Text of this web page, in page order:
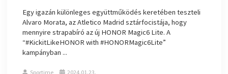
Egy igazán különleges együttműködés keretében teszteli
Alvaro Morata, az Atletico Madrid sztárfocistája, hogy
mennyire strapabíró az új HONOR Magic6 Lite. A
“#KickitLikeHONOR with #HONORMagic6Lite”
kampányban ...
Sportime 2024.01.23.